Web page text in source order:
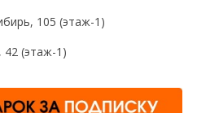
105 (этаж-1)
42 (этаж-1)